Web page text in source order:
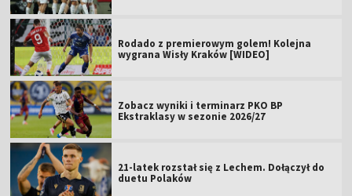
Rodado z premierowym golem! Kolejna
wygrana Wisły Kraków [WIDEO]
Zobacz wyniki i terminarz PKO BP
Ekstraklasy w sezonie 2026/27
21-latek rozstał się z Lechem. Dołączył do
duetu Polaków